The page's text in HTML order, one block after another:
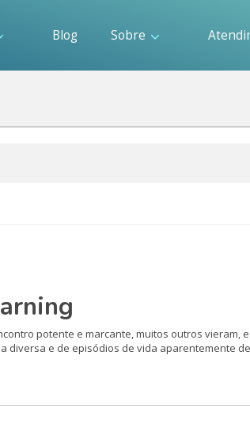
Blog Sobre
potente e marcante, muitos outros vieram,
e de episódios de vida aparentemente